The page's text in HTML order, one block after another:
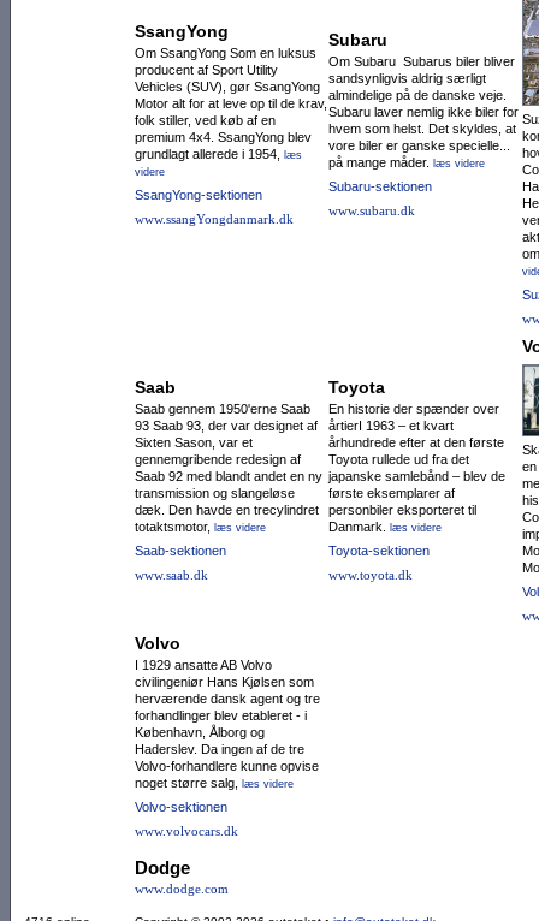
SsangYong
Om SsangYong Som en luksus
producent af Sport Utility
Vehicles (SUV), gør SsangYong
Motor alt for at leve op til de krav,
folk stiller, ved køb af en
premium 4x4. SsangYong blev
grundlagt allerede i 1954,
læs
videre
SsangYong-sektionen
www.ssangYongdanmark.dk
Subaru
Om Subaru Subarus biler bliver
sandsynligvis aldrig særligt
almindelige på de danske veje.
Subaru laver nemlig ikke biler for
hvem som helst. Det skyldes, at
vore biler er ganske specielle...
på mange måder.
læs videre
Subaru-sektionen
www.subaru.dk
Saab
Saab gennem 1950'erne Saab
93 Saab 93, der var designet af
Sixten Sason, var et
gennemgribende redesign af
Saab 92 med blandt andet en ny
trans­mission og slangeløse
dæk. Den havde en trecylin­dret
totaktsmotor,
læs videre
Saab-sektionen
www.saab.dk
Toyota
En historie der spænder over
årtierI 1963 – et kvart
århundrede efter at den første
Toyota rullede ud fra det
japanske samlebånd – blev de
første eksemplarer af
personbiler eksporteret til
Danmark.
læs videre
Toyota-sektionen
www.toyota.dk
Volvo
I 1929 ansatte AB Volvo
civilingeniør Hans Kjølsen som
herværende dansk agent og tre
forhandlinger blev etableret - i
København, Ålborg og
Haderslev. Da ingen af de tre
Volvo-forhandlere kunne opvise
noget større salg,
læs videre
Volvo-sektionen
www.volvocars.dk
Dodge
www.dodge.com